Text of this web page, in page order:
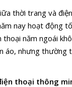
thời trang và
nay hoạt động
năm ngoái
áo, nhưng thường
thoại thông